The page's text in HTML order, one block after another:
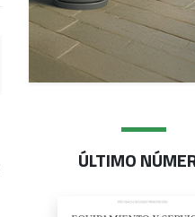
ÚLTIMO